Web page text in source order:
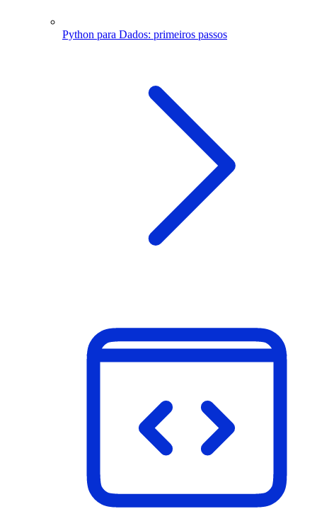
Python para Dados: primeiros passos